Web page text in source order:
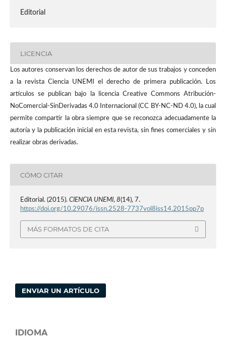
Editorial
LICENCIA
Los autores conservan los derechos de autor de sus trabajos y conceden
a la revista Ciencia UNEMI el derecho de primera publicación. Los
artículos se publican bajo la licencia Creative Commons Atribución-
NoComercial-SinDerivadas 4.0 Internacional (CC BY-NC-ND 4.0), la cual
permite compartir la obra siempre que se reconozca adecuadamente la
autoría y la publicación inicial en esta revista, sin fines comerciales y sin
realizar obras derivadas.
CÓMO CITAR
Editorial. (2015). CIENCIA UNEMI, 8(14), 7.
https://doi.org/10.29076/issn.2528-7737vol8iss14.2015pp7p
MÁS FORMATOS DE CITA
ENVIAR UN ARTÍCULO
IDIOMA